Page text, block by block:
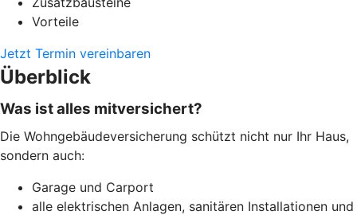
Vorteile
Jetzt Termin vereinbaren
Überblick
Was ist alles mitversichert?
Die Wohngebäudeversicherung schützt nicht nur Ihr Haus,
sondern auch:
Garage und Carport
alle elektrischen Anlagen, sanitären Installationen und